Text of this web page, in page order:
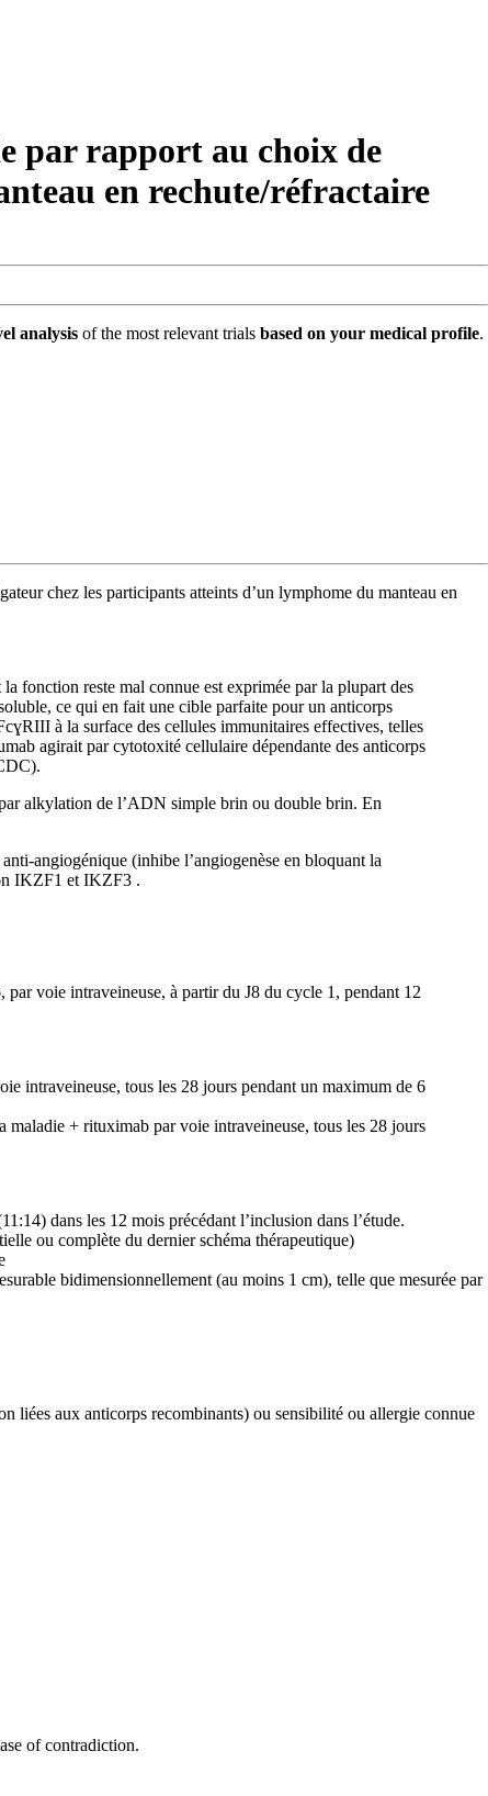
par rapport au choix de
en rechute/​réfractaire
analysis of the most relevant trials based on your medical profile.
chez les participants atteints d’un lymphome du manteau en
fonction reste mal connue est exprimée par la plupart des
ce qui en fait une cible parfaite pour un anticorps
à la surface des cellules immunitaires effectives, telles
agirait par cytotoxité cellulaire dépendante des anticorps
par alkylation de l’ADN simple brin ou double brin. En
angiogénique (inhibe l’angiogenèse en bloquant la
IKZF1 et IKZF3 .
voie intraveineuse, à partir du J8 du cycle 1, pendant 12
intraveineuse, tous les 28 jours pendant un maximum de 6
+ rituximab par voie intraveineuse, tous les 28 jours
dans les 12 mois précédant l’inclusion dans l’étude.
ou complète du dernier schéma thérapeutique)
bidimensionnellement (au moins 1 cm), telle que mesurée par
liées aux anticorps recombinants) ou sensibilité ou allergie connue
of contradiction.